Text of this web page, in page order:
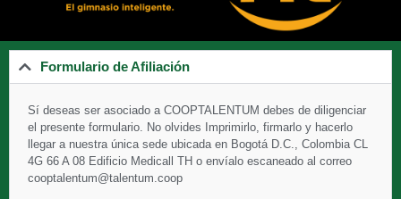
Formulario de Afiliación
Sí deseas ser asociado a COOPTALENTUM debes de diligenciar
el presente formulario. No olvides Imprimirlo, firmarlo y hacerlo
llegar a nuestra única sede ubicada en Bogotá D.C., Colombia CL
4G 66 A 08 Edificio Medicall TH o envíalo escaneado al correo
cooptalentum@talentum.coop